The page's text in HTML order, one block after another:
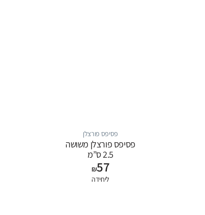
פסיפס פורצלן
פסיפס פורצלן משושה
2.5 ס”מ
₪57
ליחידה